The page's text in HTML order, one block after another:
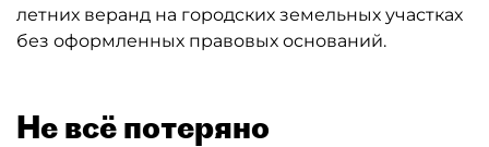
летних веранд на городских земельных участках
без оформленных правовых оснований.
Не всё потеряно